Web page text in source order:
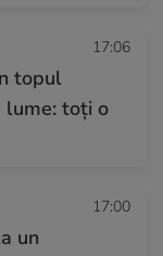
17:06
topul
lume: toți o
17:00
un